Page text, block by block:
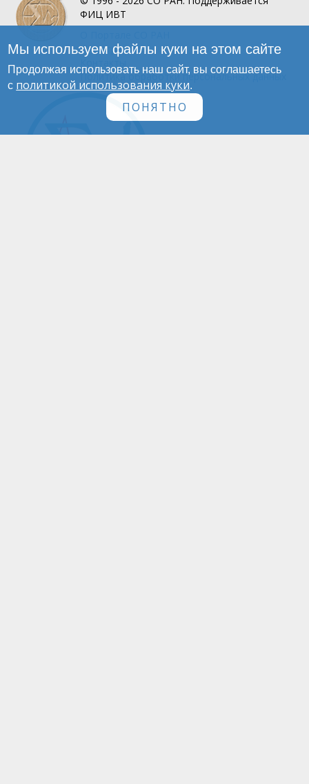
ФИЦ ИВТ
Инфографика
Политика обработки персональных данных
Мы используем файлы куки на этом сайте
Продолжая использовать наш сайт, вы соглашаетесь
с политикой использования куки.
ПОНЯТНО